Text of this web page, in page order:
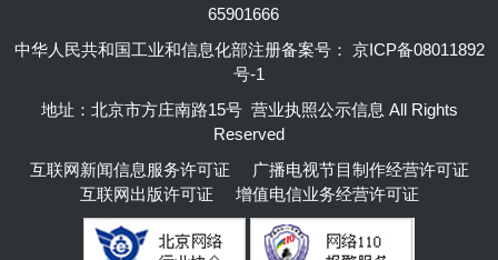
65901666
中华人民共和国工业和信息化部注册备案号： 京ICP备08011892
号-1
地址：北京市方庄南路15号 营业执照公示信息 All Rights
Reserved
互联网新闻信息服务许可证
广播电视节目制作经营许可证
互联网出版许可证
增值电信业务经营许可证